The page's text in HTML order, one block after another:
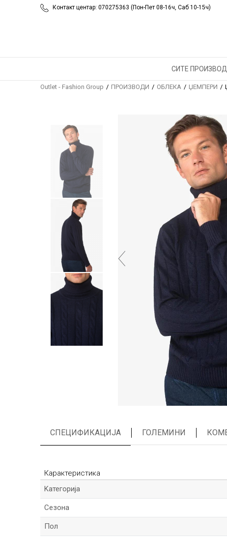
Контакт центар: 070275363 (Пон-Пет 08-16ч, Саб 10-15ч)
СИТЕ
Outlet - Fashion Group ПРОИЗВОДИ ОБЛЕКА ЏЕМПЕРИ
СПЕЦИФИКАЦИЈА ГОЛЕМИНИ
Карактеристика
Kатегорија
Сезона
Пол